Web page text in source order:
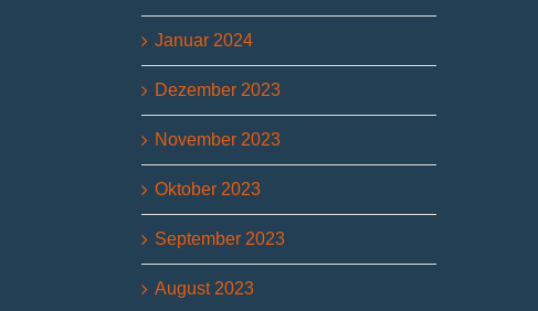
Januar 2024
Dezember 2023
November 2023
Oktober 2023
September 2023
August 2023